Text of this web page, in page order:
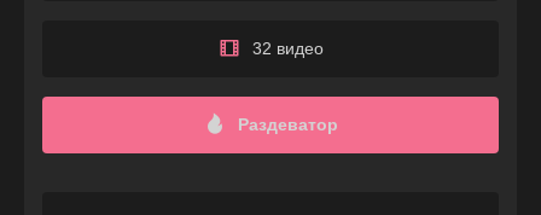
32 видео
Раздеватор